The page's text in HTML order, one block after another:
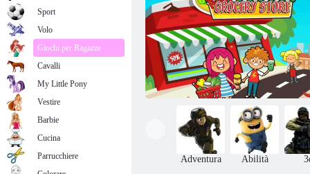
Adventura Abilità
Sport
Volo
Giochi per Ragazze
Cavalli
My Little Pony
Vestire
Barbie
Cucina
Parrucchiere